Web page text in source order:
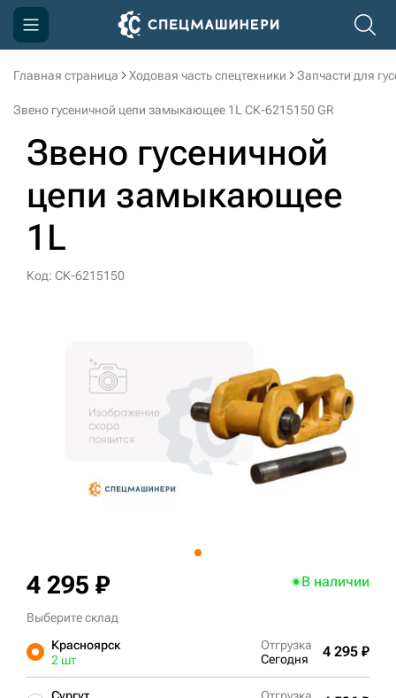
Главная страница Ходовая часть спецтехники Запчасти для
Звено гусеничной цепи замыкающее 1L СК-6215150 GR
Звено гусеничной
цепи замыкающее
1L
Код: СК-6215150
4 295 ₽ В наличии
Выберите склад
Красноярск
2 шт
Отгрузка
Сегодня
4 295 ₽
Компания
Доставка и оплата
Информация
Контакты
3D тур по производству
sksale@skdst.ru
+7 (499) 394-50-93